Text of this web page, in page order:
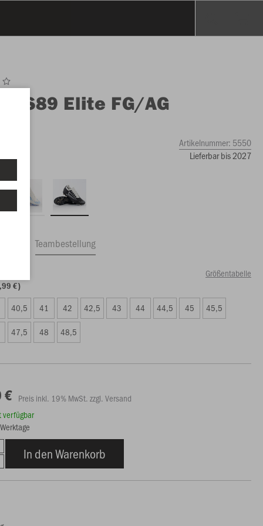
RS89 Elite FG/AG
Artikelnummer: 5550
Lieferbar bis 2027
Teambestellung
Größentabelle
€)
40,5 41 42 42,5 43 44 44,5 45 45,5
47,5 48 48,5
€ Preis inkl. 19% MwSt. zzgl. Versand
verfügbar
In den Warenkorb